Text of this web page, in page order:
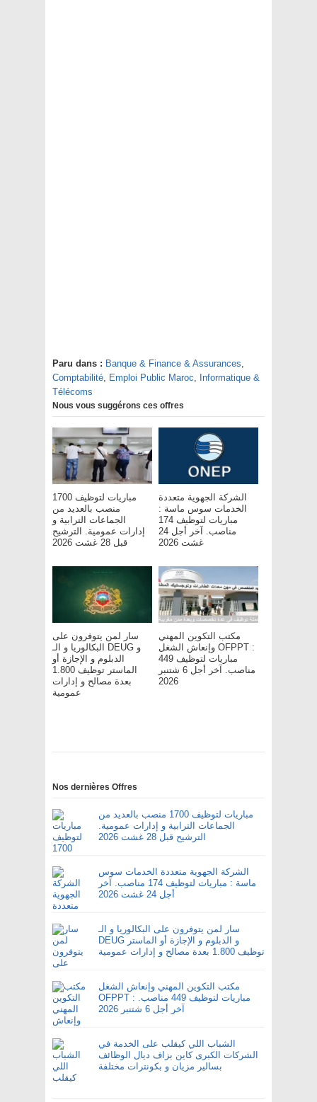
Paru dans : Banque & Finance & Assurances,
Comptabilité, Emploi Public Maroc, Informatique &
Télécoms
Nous vous suggérons ces offres
مباريات لتوظيف 1700
منصب بالعديد من
الجماعات الترابية و
إدارات عمومية. الترشيح
قبل 28 غشت 2026
الشركة الجهوية متعددة
الخدمات سوس ماسة :
مباريات لتوظيف 174
مناصب. آخر أجل 24
غشت 2026
سار لمن يتوفرون على
البكالوريا و الـ DEUG و
الدبلوم و الإجازة أو
الماستر توظيف 1.800
بعدة مصالح و إدارات
عمومية
مكتب التكوين المهني
وإنعاش الشغل OFPPT :
مباريات لتوظيف 449
مناصب. آخر أجل 6 شتنبر
2026
Nos dernières Offres
مباريات لتوظيف 1700 منصب بالعديد من
الجماعات الترابية و إدارات عمومية.
الترشيح قبل 28 غشت 2026
الشركة الجهوية متعددة الخدمات سوس
ماسة : مباريات لتوظيف 174 مناصب. آخر
أجل 24 غشت 2026
سار لمن يتوفرون على البكالوريا و الـ
DEUG و الدبلوم و الإجازة أو الماستر
توظيف 1.800 بعدة مصالح و إدارات عمومية
مكتب التكوين المهني وإنعاش الشغل
OFPPT : مباريات لتوظيف 449 مناصب.
آخر أجل 6 شتنبر 2026
الشباب اللي كيقلب على الخدمة في
الشركات الكبرى كاين بزاف ديال الوظائف
بسالير مزيان و بكونترات مختلفة